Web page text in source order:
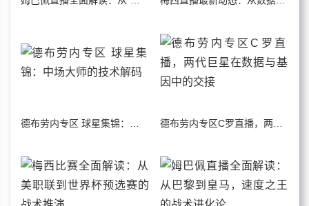
德布劳内专区C罗直播，两代巨星在数据与基因中的交接